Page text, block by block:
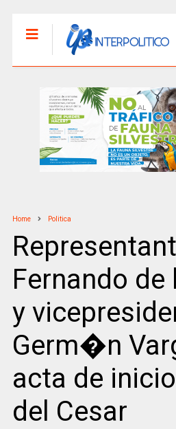
Home Politica
Fernando
y
Germ�n
acta de
del Cesar